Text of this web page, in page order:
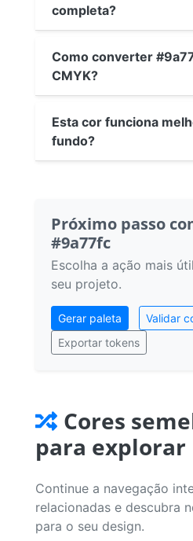
completa?
Como converter
CMYK?
Esta cor funciona
fundo?
Próximo passo
#9a77fc
Escolha a ação mais
seu projeto.
Gerar paleta
Validar
Exportar tokens
Cores
para explorar
Continue a navegação
relacionadas e descubra
para o seu design.